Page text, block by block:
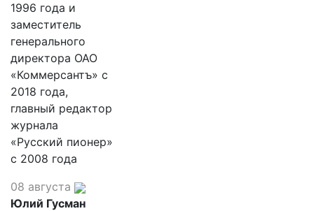
1996 года и
заместитель
генерального
директора ОАО
«Коммерсантъ» с
2018 года,
главный редактор
журнала
«Русский пионер»
с 2008 года
08 августа
Юлий Гусман